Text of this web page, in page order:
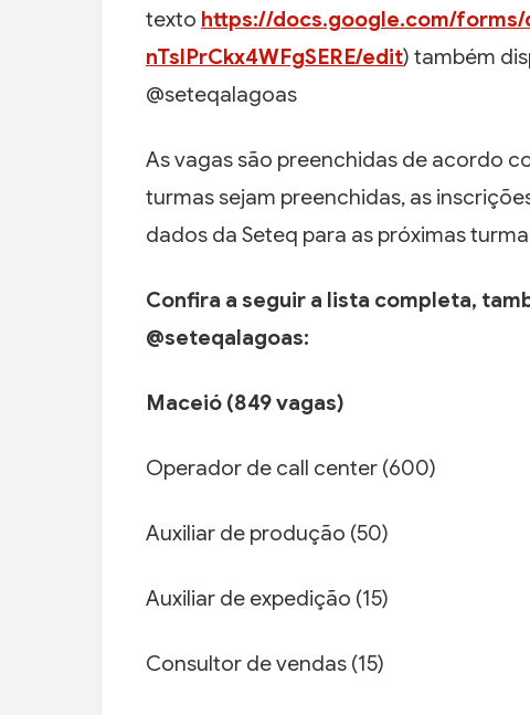
texto https://docs.google.com/forms/
nTslPrCkx4WFgSERE/edit) também
@seteqalagoas
As vagas são preenchidas de acordo
turmas sejam preenchidas, as
dados da Seteq para as próximas
Confira a seguir a lista completa,
@seteqalagoas:
Maceió (849 vagas)
Operador de call center (600)
Auxiliar de produção (50)
Auxiliar de expedição (15)
Consultor de vendas (15)